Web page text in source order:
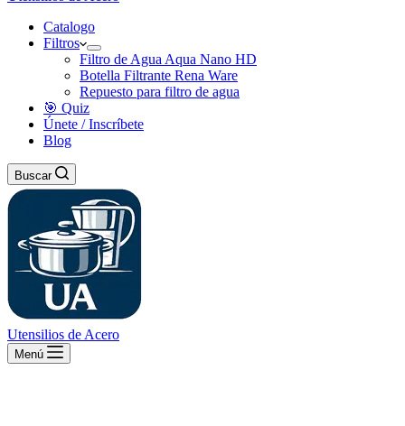
Catalogo
Filtros
Filtro de Agua Aqua Nano HD
Botella Filtrante Rena Ware
Repuesto para filtro de agua
🎯 Quiz
Únete / Inscríbete
Blog
Buscar
Utensilios de Acero
Menú